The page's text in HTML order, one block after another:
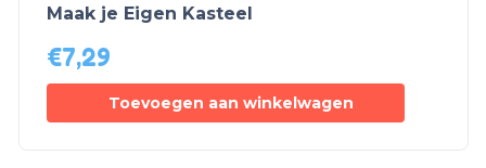
Maak je Eigen Kasteel
€7,29
Toevoegen aan winkelwagen